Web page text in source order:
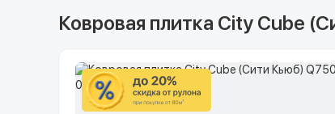
Ковровая плитка City Cube